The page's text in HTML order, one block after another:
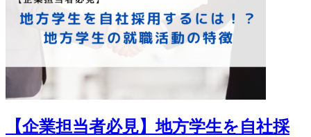
【企業担当者必見】地方学生を自社採